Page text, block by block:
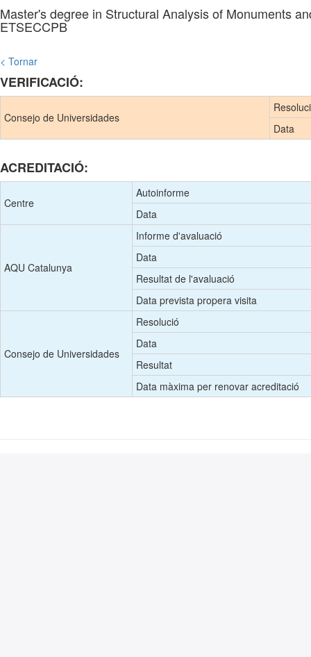
Master's degree in Structural Analysis of Monuments
ETSECCPB
< Tornar
VERIFICACIÓ:
Consejo de Universidades
Data
ACREDITACIÓ:
Centre
Autoinforme
Data
AQU Catalunya
Informe d'avaluació
Data
Resultat de l'avaluació
Data prevista propera visita
Consejo de Universidades
Resolució
Data
Resultat
Data màxima per renovar acreditació